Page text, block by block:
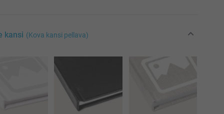
kansi (Kova kansi pellava)